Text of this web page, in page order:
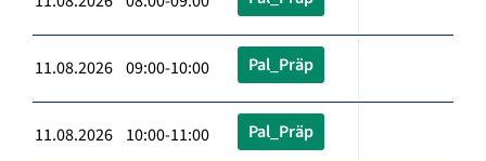
11.08.2026 09:00-10:00 Pal_Präp
11.08.2026 10:00-11:00 Pal_Präp